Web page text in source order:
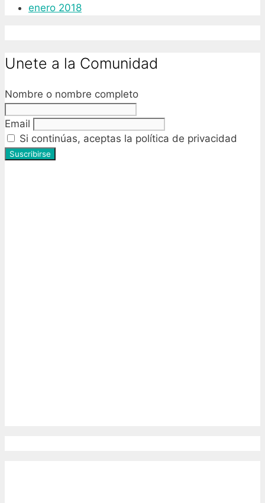
enero 2018
Unete a la Comunidad
Nombre o nombre completo
Email
Si continúas, aceptas la política de privacidad